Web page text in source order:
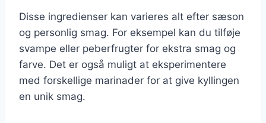
Disse ingredienser kan varieres alt efter sæson
og personlig smag. For eksempel kan du tilføje
svampe eller peberfrugter for ekstra smag og
farve. Det er også muligt at eksperimentere
med forskellige marinader for at give kyllingen
en unik smag.